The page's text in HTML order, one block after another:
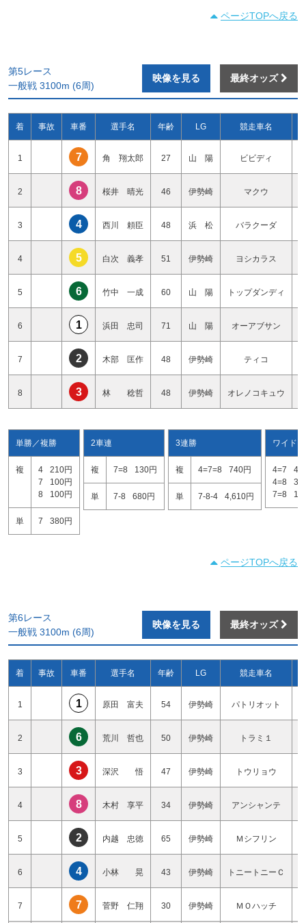
ページTOPへ戻る
第5レース
一般戦 3100m (6周)
映像を見る 最終オッズ
着 事故 車番 選手名 年齢 LG 競走車名
1 7 角 翔太郎 27 山 陽 ビビディ
2 8 桜井 晴光 46 伊勢崎 マクウ
3 4 西川 頼臣 48 浜 松 バラクーダ
4 5 白次 義孝 51 伊勢崎 ヨシカラス
5 6 竹中 一成 60 山 陽 トップダンディ
6 1 浜田 忠司 71 山 陽 オーアブサン
7 2 木部 匡作 48 伊勢崎 ティコ
8 3 林 稔哲 48 伊勢崎 オレノコキュウ
単勝／複勝
複 4
210円
7
100円
8
100円
単 7 380円
2車連
複 7=8 130円
単 7-8 680円
3連勝
複 4=7=8 740円
単 7-8-4 4,610円
ワイド
4=7
4=8
7=8
ページTOPへ戻る
第6レース
一般戦 3100m (6周)
映像を見る 最終オッズ
着 事故 車番 選手名 年齢 LG 競走車名
1 1 原田 富夫 54 伊勢崎 パトリオット
2 6 荒川 哲也 50 伊勢崎 トラミ１
3 3 深沢 悟 47 伊勢崎 トウリョウ
4 8 木村 享平 34 伊勢崎 アンシャンテ
5 2 内越 忠徳 65 伊勢崎 Ｍシフリン
6 4 小林 晃 43 伊勢崎 トニートニーＣ
7 7 菅野 仁翔 30 伊勢崎 ＭＯハッチ